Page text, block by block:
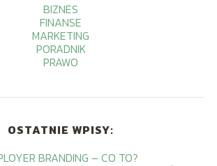
BIZNES
FINANSE
MARKETING
PORADNIK
PRAWO
OSTATNIE WPISY:
BRANDING – CO TO?